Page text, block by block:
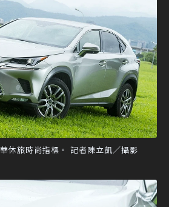
休旅時尚指標。 記者陳立凱／攝影